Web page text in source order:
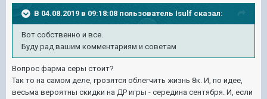
В 04.08.2019 в 09:18:08 пользователь Isulf сказал:
Вот собственно и все.
Буду рад вашим комментариям и советам
Вопрос фарма серы стоит?
Так то на самом деле, грозятся облегчить жизнь 8к. И, по идее,
весьма вероятны скидки на ДР игры - середина сентября. И, если